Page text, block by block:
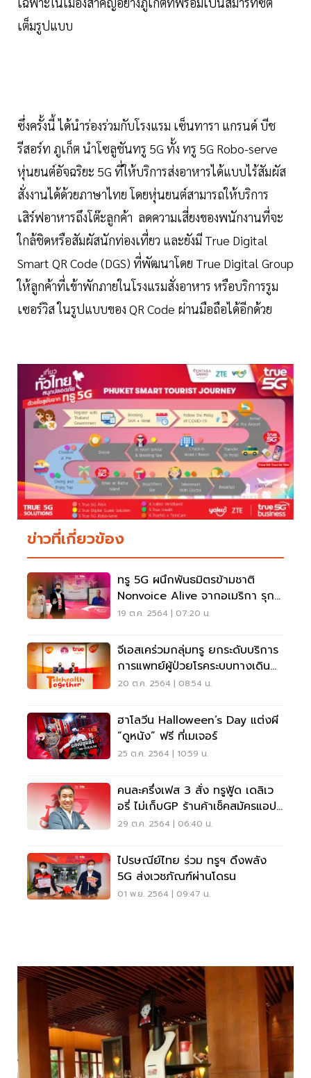
เต็มรูปแบบ
ซึ่งครั้งนี้ ได้นำร่องร่วมกับโรงแรม เซ็นทารา แกรนด์ บีช
รีสอร์ท ภูเก็ต นำโซลูชันทรู 5G ทั้ง ทรู 5G Robo-serve
หุ่นยนต์อัจฉริยะ 5G ที่ให้บริการส่งอาหารได้แบบไร้สัมผัส
สั่งงานได้ด้วยภาษาไทย โดยหุ่นยนต์สามารถให้บริการ
เสิร์ฟอาหารถึงโต๊ะลูกค้า ลดความเสี่ยงของพนักงานที่จะ
ใกล้ชิดหรือสัมผัสนักท่องเที่ยว และยังมี True Digital
Smart QR Code (DGS) ที่พัฒนาโดย True Digital Group
ให้ลูกค้าที่เข้าพักภายในโรงแรมสั่งอาหาร หรือบริการรูม
เซอร์วิส ในรูปแบบของ QR Code ผ่านมือถือได้อีกด้วย
ข่าวที่เกี่ยวข้อง
ทรู 5G ผนึกพันธมิตรข้ามชาติ
Nonvoice Alive จากอเมริกา รุก
ตลาดเสมือนจริง
19 ต.ค. 2564 | 07:20 น.
จีเอสเคร่วมกลุ่มทรู ยกระดับบริการ
การแพทย์ผู้ป่วยโรคระบบทางเดิน
หายใจ
20 ต.ค. 2564 | 08:54 น.
ฮาโลวีน Halloween’s Day แต่งผี
“ดูหนัง” ฟรี ที่เมเจอร์
25 ต.ค. 2564 | 10:59 น.
คนละครึ่งเฟส 3 สั่ง ทรูฟู้ด เดลิเว
อรี่ ไม่เก็บGP ร้านค้าเช็คสมัครแอปฯ
ถุงเงิน
29 ต.ค. 2564 | 06:40 น.
ไปรษณีย์ไทย ร่วม ทรูฯ ดึงพลัง
5G ส่งเวชภัณฑ์ผ่านโดรน
01 พ.ย. 2564 | 09:47 น.